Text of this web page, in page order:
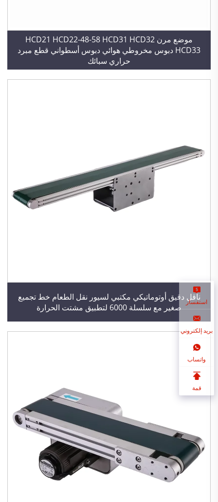
موضع مرن HCD21 HCD22-48-58 HCD31 HCD32
HCD33 دبوس مخروطي هوائي دبوس أسطواني قطع مبرد
حراري سبائك
ناقل دقيق أوتوماتيكي مكتبي لسيور نقل الطعام خط تجميع
صغير مع سلسلة 6000 لتطبيق مشتت الحرارة
استفسار
بريد إلكتروني
واتساب
قمة